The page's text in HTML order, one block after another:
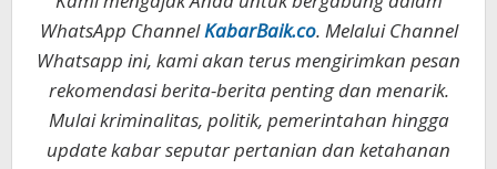
WhatsApp ChannelKabarBaik.co. Melalui Channel
Whatsapp ini, kami akan terus mengirimkan pesan
rekomendasi berita-berita penting dan menarik.
Mulai kriminalitas, politik, pemerintahan hingga
update kabar seputar pertanian dan ketahanan